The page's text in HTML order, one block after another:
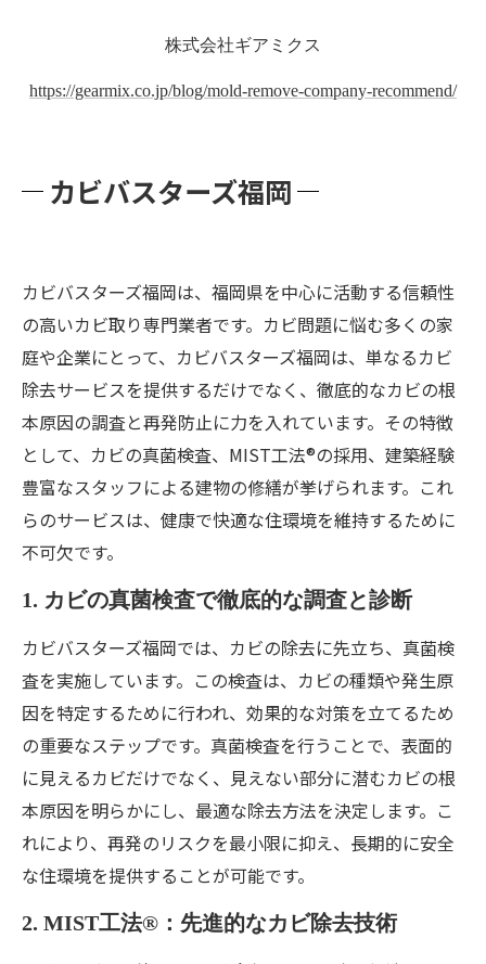
株式会社ギアミクス
https://gearmix.co.jp/blog/mold-remove-company-recommend/
カビバスターズ福岡
カビバスターズ福岡は、福岡県を中心に活動する信頼性
の高いカビ取り専門業者です。カビ問題に悩む多くの家
庭や企業にとって、カビバスターズ福岡は、単なるカビ
除去サービスを提供するだけでなく、徹底的なカビの根
本原因の調査と再発防止に力を入れています。その特徴
として、カビの真菌検査、MIST工法®の採用、建築経験
豊富なスタッフによる建物の修繕が挙げられます。これ
らのサービスは、健康で快適な住環境を維持するために
不可欠です。
1. カビの真菌検査で徹底的な調査と診断
カビバスターズ福岡では、カビの除去に先立ち、真菌検
査を実施しています。この検査は、カビの種類や発生原
因を特定するために行われ、効果的な対策を立てるため
の重要なステップです。真菌検査を行うことで、表面的
に見えるカビだけでなく、見えない部分に潜むカビの根
本原因を明らかにし、最適な除去方法を決定します。こ
れにより、再発のリスクを最小限に抑え、長期的に安全
な住環境を提供することが可能です。
2. MIST工法®：先進的なカビ除去技術